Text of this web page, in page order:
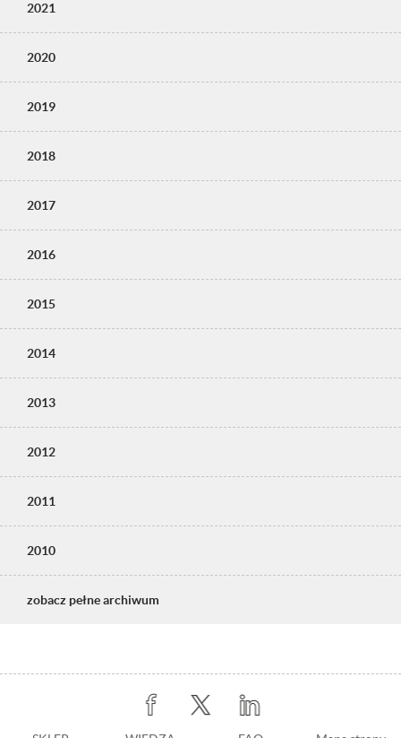
2021
2020
2019
2018
2017
2016
2015
2014
2013
2012
2011
2010
zobacz pełne archiwum